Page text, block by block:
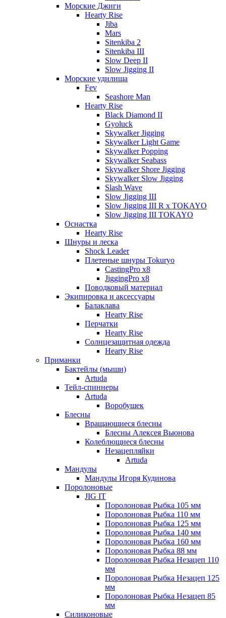
Морские Джиги
Hearty Rise
Jiba
Mars
Sitenkiba 2
Sitenkiba III
Slow Deep II
Slow Jigging II
Морские удилища
Fev
Seashore Man
Hearty Rise
Black Diamond II
Gyoluck
Skywalker Jigging
Skywalker Light Game
Skywalker Popping
Skywalker Seabass
Skywalker Shore Jigging
Skywalker Slow Jigging
Slash Wave
Slow Jigging III
Slow Jigging III R x TOKAYO
Slow Jigging III TOKAYO
Оснастка
Hearty Rise
Шнуры и леска
Shock Leader
Плетеные шнуры Tokuryo
CastingPro x8
JiggingPro x8
Поводковый материал
Экипировка и аксессуары
Балаклава
Hearty Rise
Перчатки
Hearty Rise
Солнцезащитная одежда
Hearty Rise
Приманки
Бактейлы (мыши)
Artuda
Тейл-спиннеры
Artuda
Воробушек
Блесны
Вращающиеся блесны
Блесны Алексея Вьюнова
Колеблющиеся блесны
Незацепляйки
Artuda
Мандулы
Мандулы Игоря Кудинова
Поролоновые
JIG IT
Поролоновая Рыбка 105 мм
Поролоновая Рыбка 110 мм
Поролоновая Рыбка 125 мм
Поролоновая Рыбка 140 мм
Поролоновая Рыбка 160 мм
Поролоновая Рыбка 88 мм
Поролоновая Рыбка Незацеп 110
мм
Поролоновая Рыбка Незацеп 125
мм
Поролоновая Рыбка Незацеп 85
мм
Силиконовые